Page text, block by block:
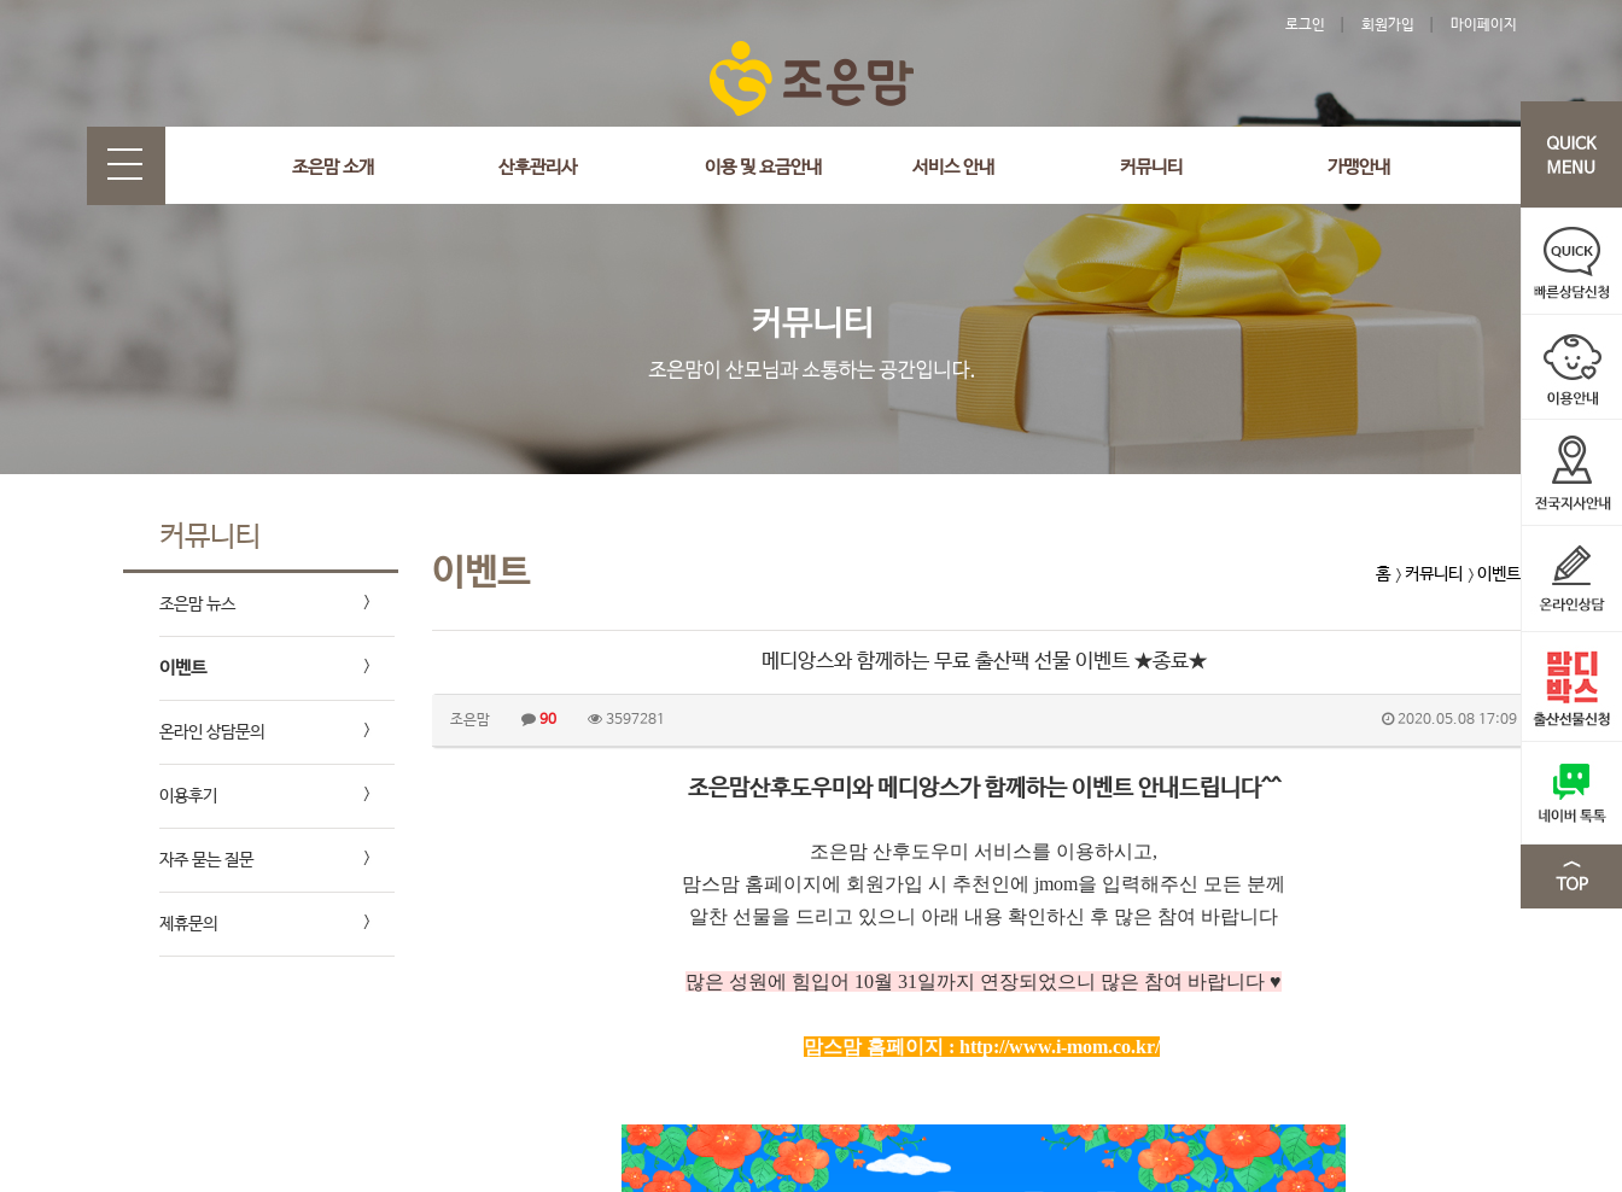
로그인 회원가입 마이페이지
조은맘 소개 산후관리사 이용 및 요금안내 서비스 안내 커뮤니티 가맹안내
커뮤니티
조은맘 뉴스
이벤트
온라인 상담문의
이용후기
자주 묻는 질문
제휴문의
이벤트 홈 커뮤니티 이벤트
메디앙스와 함께하는 무료 출산팩 선물 이벤트 ★종료★
조은맘 90 3597281 2020.05.08 17:09
조은맘산후도우미와 메디앙스가 함께하는 이벤트 안내드립니다^^
조은맘 산후도우미 서비스를 이용하시고,
맘스맘 홈페이지에 회원가입 시 추천인에 jmom을 입력해주신 모든 분께
알찬 선물을 드리고 있으니 아래 내용 확인하신 후 많은 참여 바랍니다
많은 성원에 힘입어 10월 31일까지 연장되었으니 많은 참여 바랍니다 ♥
맘스맘 홈페이지 : http://www.i-mom.co.kr/